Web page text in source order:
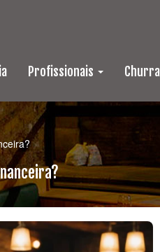
Profissionais